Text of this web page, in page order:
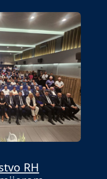
RH